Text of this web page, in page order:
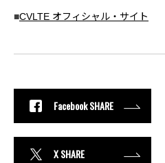
■CVLTE オフィシャル・サイト
Facebook SHARE
X SHARE